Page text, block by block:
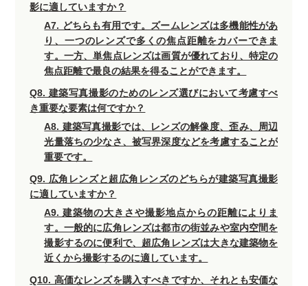
影に適していますか？
A7. どちらも有用です。ズームレンズは多機能性があ
り、一つのレンズで多くの焦点距離をカバーできま
す。一方、単焦点レンズは画質が優れており、特定の
焦点距離で最良の結果を得ることができます。
Q8. 建築写真撮影のためのレンズ選びにおいて考慮すべ
き重要な要素は何ですか？
A8. 建築写真撮影では、レンズの解像度、歪み、周辺
光量落ちの少なさ、被写界深度などを考慮することが
重要です。
Q9. 広角レンズと超広角レンズのどちらが建築写真撮影
に適していますか？
A9. 建築物の大きさや撮影地点からの距離によりま
す。一般的に広角レンズは都市の街並みや室内空間を
撮影するのに便利で、超広角レンズは大きな建築物を
近くから撮影するのに適しています。
Q10. 高価なレンズを購入すべきですか、それとも安価な